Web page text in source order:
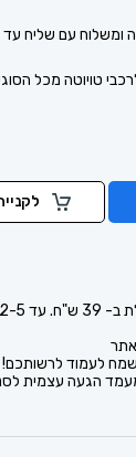
ומשלוח עם שליח עד
טויוטה מכל
לעמוד לרשותכם!
הגעה עצמית